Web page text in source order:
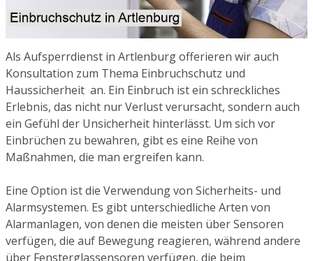
Als Aufsperrdienst in Artlenburg offerieren wir auch
Konsultation zum Thema Einbruchschutz und
Haussicherheit an. Ein Einbruch ist ein schreckliches
Erlebnis, das nicht nur Verlust verursacht, sondern auch
ein Gefühl der Unsicherheit hinterlässt. Um sich vor
Einbrüchen zu bewahren, gibt es eine Reihe von
Maßnahmen, die man ergreifen kann.
Eine Option ist die Verwendung von Sicherheits- und
Alarmsystemen. Es gibt unterschiedliche Arten von
Alarmanlagen, von denen die meisten über Sensoren
verfügen, die auf Bewegung reagieren, während andere
über Fensterglassensoren verfügen, die beim